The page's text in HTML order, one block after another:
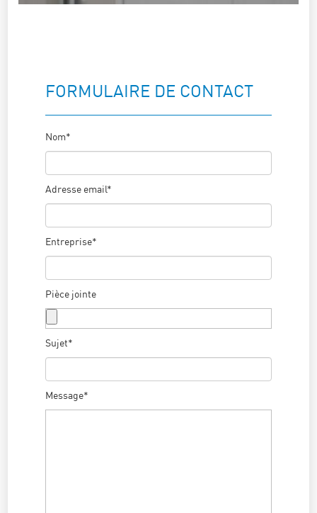
FORMULAIRE DE CONTACT
Nom*
Adresse email*
Entreprise*
Pièce jointe
Sujet*
Message*